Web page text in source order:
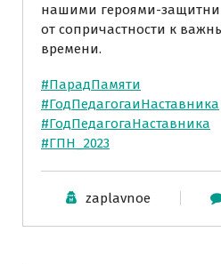
нашими героями-
от сопричастности к
времени.
#ПарадПамяти
#ГодПедагогаиНаставника
#ГодПедагогаНаставника
#ГПН_2023
zaplavnoe